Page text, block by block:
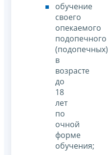
обучение
своего
опекаемого
подопечного
(подопечных)
в
возрасте
до
18
лет
по
очной
форме
обучения;